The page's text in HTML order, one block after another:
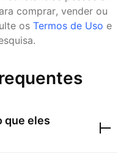
comprar, vender ou
os Termos de Uso e
que eles